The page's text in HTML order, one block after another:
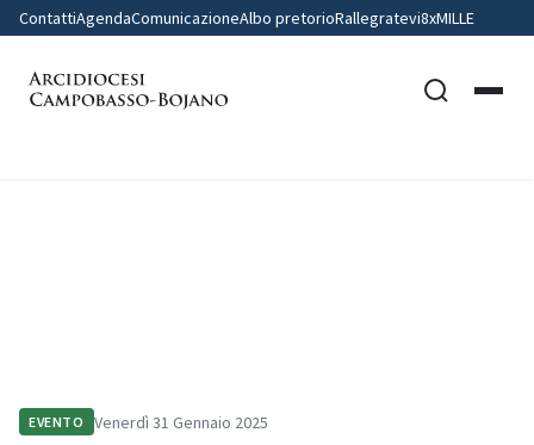
ContattiAgendaComunicazioneAlbo pretorioRallegratevi8xMILLE
EVENTO Venerdì 31 Gennaio 2025